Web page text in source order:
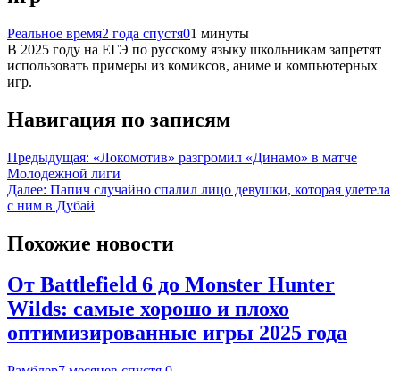
Реальное время2 года спустя01 минуты
В 2025 году на ЕГЭ по русскому языку школьникам запретят
использовать примеры из комиксов, аниме и компьютерных
игр.
Навигация по записям
Предыдущая: «Локомотив» разгромил «Динамо» в матче
Молодежной лиги
Далее: Папич случайно спалил лицо девушки, которая улетела
с ним в Дубай
Похожие новости
От Battlefield 6 до Monster Hunter
Wilds: самые хорошо и плохо
оптимизированные игры 2025 года